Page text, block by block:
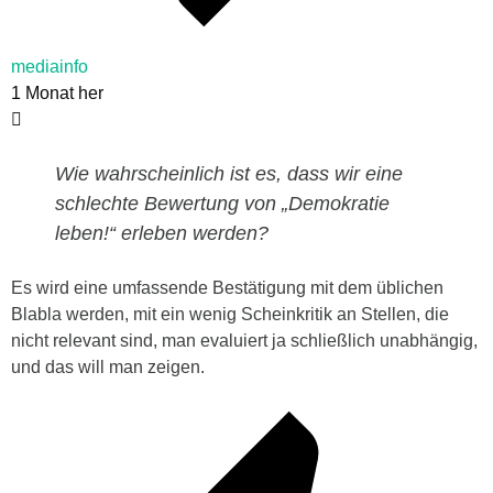
mediainfo
1 Monat her
Wie wahrscheinlich ist es, dass wir eine
schlechte Bewertung von „Demokratie
leben!“ erleben werden?
Es wird eine umfassende Bestätigung mit dem üblichen
Blabla werden, mit ein wenig Scheinkritik an Stellen, die
nicht relevant sind, man evaluiert ja schließlich unabhängig,
und das will man zeigen.